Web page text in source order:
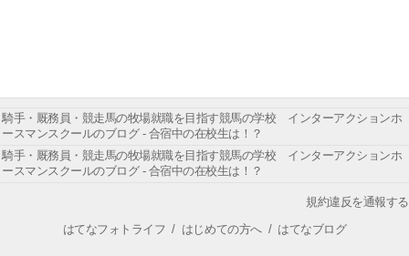
騎手・厩務員・競走馬の牧場就職を目指す競馬の学校 インターアクションホ
ースマンスクールのブログ - 合宿中の在校生は！？
騎手・厩務員・競走馬の牧場就職を目指す競馬の学校 インターアクションホ
ースマンスクールのブログ - 合宿中の在校生は！？
規約違反を通報する
はてなフォトライフ / はじめての方へ/ はてなブログ